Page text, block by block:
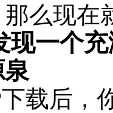
么现在
现一个
载后，